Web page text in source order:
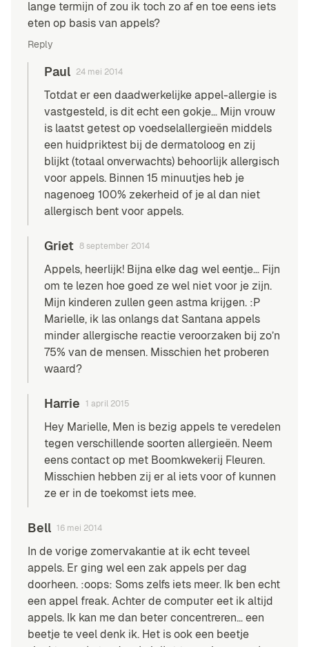
lange termijn of zou ik toch zo af en toe eens iets
eten op basis van appels?
Reply
Paul 24 mei 2014
Totdat er een daadwerkelijke appel-allergie is
vastgesteld, is dit echt een gokje… Mijn vrouw
is laatst getest op voedselallergieën middels
een huidpriktest bij de dermatoloog en zij
blijkt (totaal onverwachts) behoorlijk allergisch
voor appels. Binnen 15 minuutjes heb je
nagenoeg 100% zekerheid of je al dan niet
allergisch bent voor appels.
Griet 8 september 2014
Appels, heerlijk! Bijna elke dag wel eentje… Fijn
om te lezen hoe goed ze wel niet voor je zijn.
Mijn kinderen zullen geen astma krijgen. :P
Marielle, ik las onlangs dat Santana appels
minder allergische reactie veroorzaken bij zo’n
75% van de mensen. Misschien het proberen
waard?
Harrie 1 april 2015
Hey Marielle, Men is bezig appels te veredelen
tegen verschillende soorten allergieën. Neem
eens contact op met Boomkwekerij Fleuren.
Misschien hebben zij er al iets voor of kunnen
ze er in de toekomst iets mee.
Bell 16 mei 2014
In de vorige zomervakantie at ik echt teveel
appels. Er ging wel een zak appels per dag
doorheen. :oops: Soms zelfs iets meer. Ik ben echt
een appel freak. Achter de computer eet ik altijd
appels. Ik kan me dan beter concentreren… een
beetje te veel denk ik. Het is ook een beetje